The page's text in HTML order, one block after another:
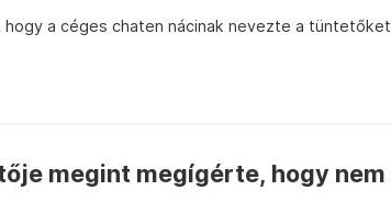
a céges chaten nácinak nevezte a tüntetőket,
megint megígérte, hogy nem